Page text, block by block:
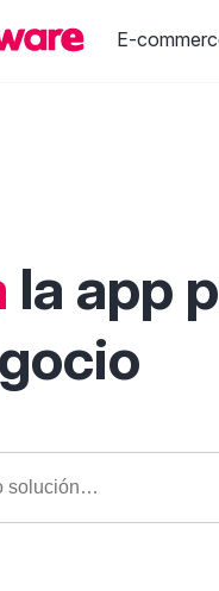
E-
la app